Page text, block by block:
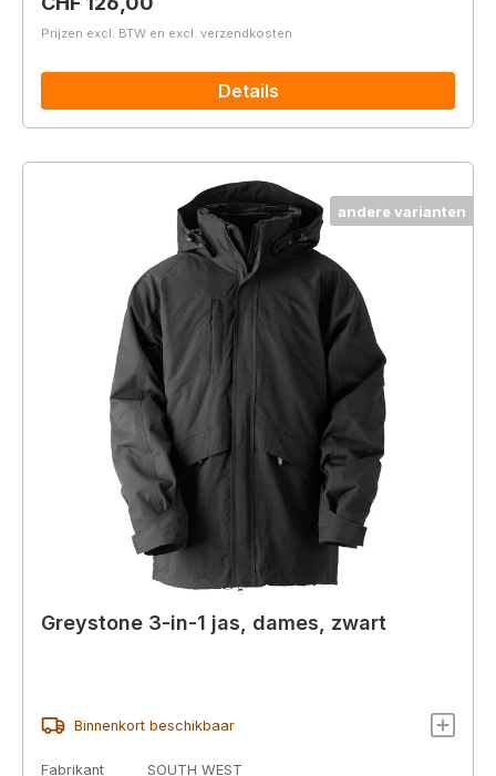
Prijzen excl. BTW en excl. verzendkosten
Details
andere varianten
Greystone 3-in-1 jas, dames, zwart
Binnenkort beschikbaar
Fabrikant
SOUTH WEST